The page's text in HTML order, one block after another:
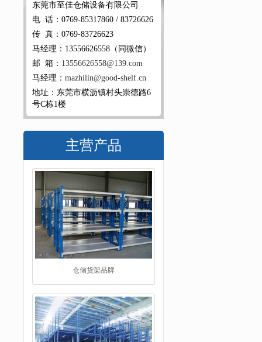
东莞市至佳仓储设备有限公司
电 话：0769-85317860 / 83726626
传 真：0769-83726623
马经理：13556626558（同微信）
邮 箱： 13556626558@139.com
马经理： mazhilin@good-shelf.cn
地址：东莞市横沥镇村头崇德路6
号C栋1楼
主营产品
仓储货架品牌